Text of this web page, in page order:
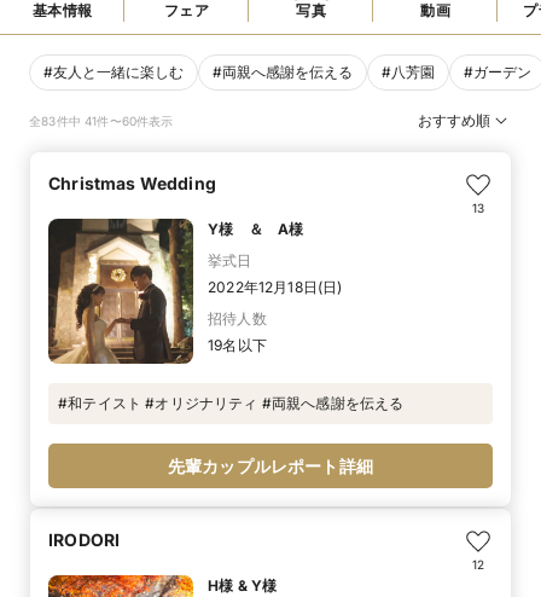
基本情報 フェア 写真 動画
#友人と一緒に楽しむ #両親へ感謝を伝える #八芳園 #ガーデン
全83件中 41件〜60件表示 おすすめ順
Christmas Wedding
13
Y様 ＆ A様
挙式日
2022年12月18日(日)
招待人数
19名以下
#和テイスト #オリジナリティ #両親へ感謝を伝える
先輩カップルレポート詳細
IRODORI
12
H様 & Y様